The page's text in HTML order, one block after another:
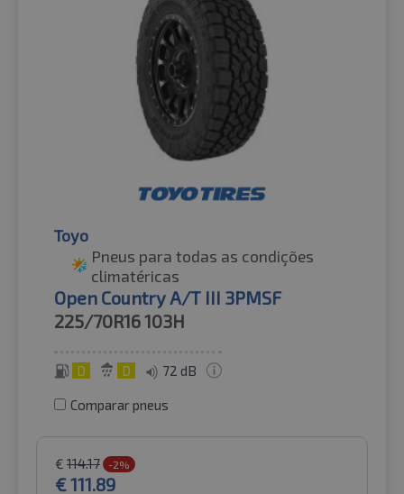
Toyo
Pneus para todas as condições
climatéricas
Open Country A/T III 3PMSF
225/70R16103H
D D 72 dB
Comparar pneus
€ 114.17 -2%
€111.89